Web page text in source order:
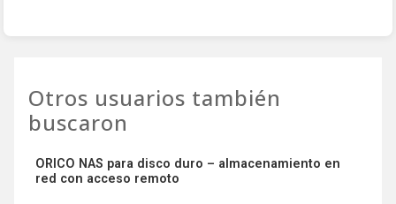
Otros usuarios también
buscaron
ORICO NAS para disco duro – almacenamiento en
red con acceso remoto